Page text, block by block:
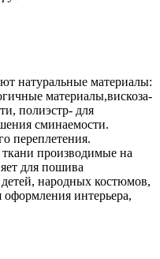
натуральные материалы:
материалы,вискоза-
полиэстр- для
сминаемости.
переплетения.
производимые на
для пошива
народных костюмов,
интерьера,